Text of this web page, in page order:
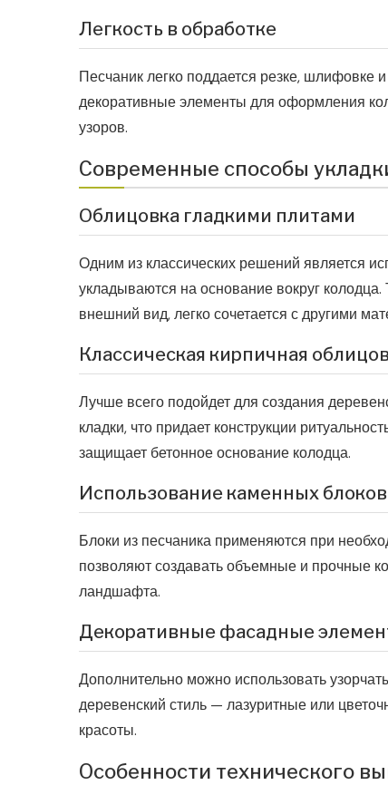
Легкость в обработке
Песчаник легко поддается резке, шлифовке
декоративные элементы для оформления
узоров.
Современные способы
Облицовка гладкими плитами
Одним из классических решений является
укладываются на основание вокруг
внешний вид, легко сочетается с другими
Классическая кирпичная
Лучше всего подойдет для создания
кладки, что придает конструкции
защищает бетонное основание колодца.
Использование каменных блоков
Блоки из песчаника применяются при
позволяют создавать объемные и прочные
ландшафта.
Декоративные фасадные
Дополнительно можно использовать
деревенский стиль — лазуритные или
красоты.
Особенности технического